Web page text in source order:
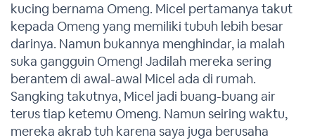
kucing bernama Omeng. Micel pertamanya takut
kepada Omeng yang memiliki tubuh lebih besar
darinya. Namun bukannya menghindar, ia malah
suka gangguin Omeng! Jadilah mereka sering
berantem di awal-awal Micel ada di rumah.
Sangking takutnya, Micel jadi buang-buang air
terus tiap ketemu Omeng. Namun seiring waktu,
mereka akrab tuh karena saya juga berusaha